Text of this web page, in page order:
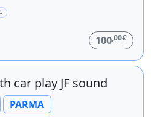
100,00€
car play JF sound
PARMA